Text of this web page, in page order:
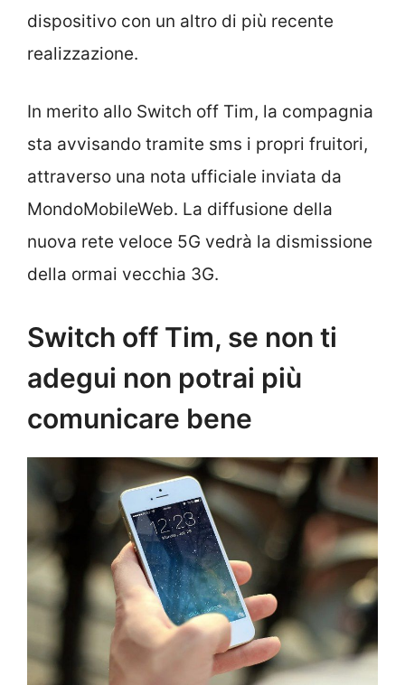
dispositivo con un altro di più recente
realizzazione.
In merito allo Switch off Tim, la compagnia
sta avvisando tramite sms i propri fruitori,
attraverso una nota ufficiale inviata da
MondoMobileWeb. La diffusione della
nuova rete veloce 5G vedrà la dismissione
della ormai vecchia 3G.
Switch off Tim, se non ti
adegui non potrai più
comunicare bene